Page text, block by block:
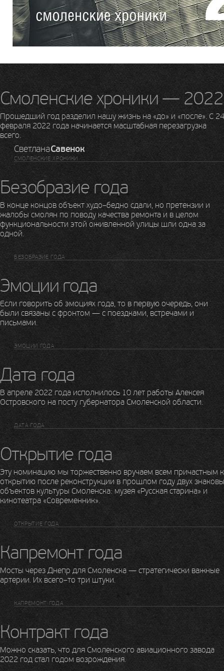
Смоленские хроники — 2022
Прошедший год разделил нашу жизнь на «до» и «после». С 24
февраля 2022 года начинается масштабная перезагрузка
всего.
СветланаСавенок
СМОЛЕНСКИЕ ХРОНИКИ
Безобразие года
В конце концов объект худо–бедно сдали, но претензии и
жалобы смолян по поводу качества ремонта и в целом
функциональности этой оживленной улицы шли одна за
одной.
БЕЗОБРАЗИЕ ГОДА
Эмоции года
Если говорить об эмоциях года, то в первую очередь, они
были связаны с фронтом — с поездками, встречами и
письмами.
ЭМОЦИИ ГОДА
Дата года
В апреле 2022 года исполнилось 10 лет работы Алексея
Островского на посту губернатора Смоленской области.
ДАТА ГОДА
Открытие года
Эту номинацию мы торжественно вручаем всем причастным к
открытию после реконструкции в прошлом году двух
объектов культуры Смоленска: музея «Русская старина» и
кинотеатра «Современник».
ОТКРЫТИЕ ГОДА
Капремонт года
Мосты через Днепр для Смоленска — стратегически важные
артерии. Их всего–то три штуки.
КАПРЕМОНТ ГОДА
Контракт года
Можно сказать, что для Смоленского авиационного завода
2022 год стал годом возрождения.